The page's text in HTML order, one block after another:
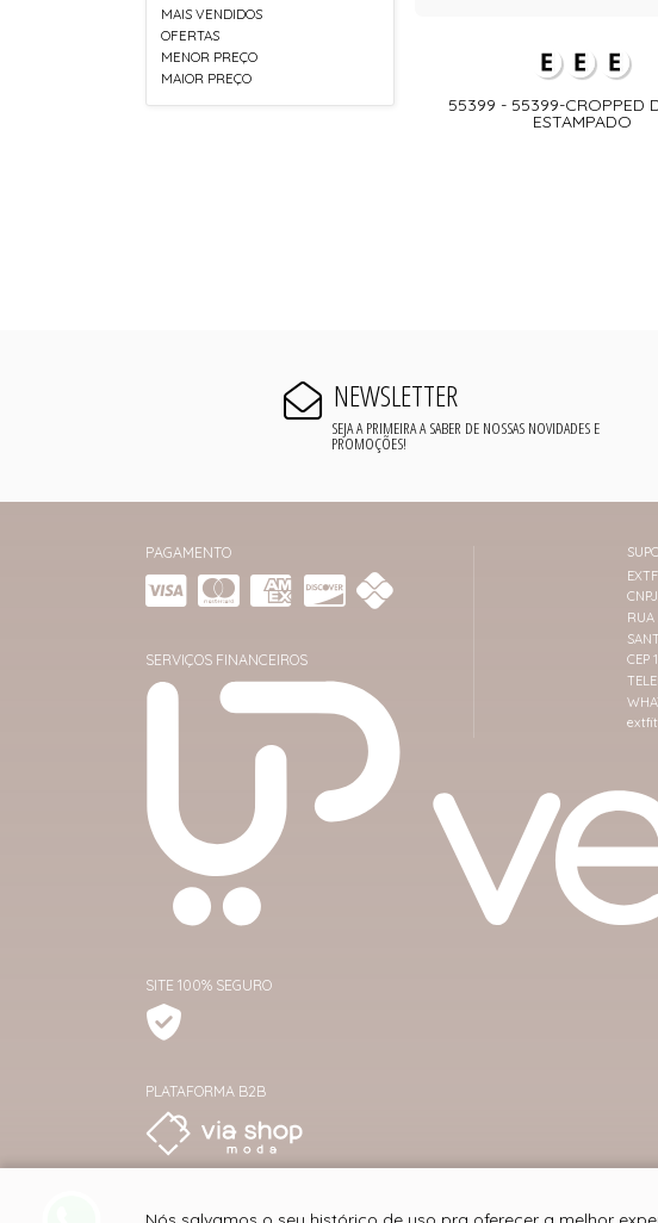
MAIS VENDIDOS
OFERTAS
MENOR PREÇO
MAIOR PREÇO
55399 - 55399-CROPPED
ESTAMPADO
NEWSLETTER
SEJA A PRIMEIRA A SABER DE NOSSAS NOVIDADES E
PROMOÇÕES!
PAGAMENTO
SERVIÇOS FINANCEIROS
SITE 100% SEGURO
PLATAFORMA B2B
RUA
CEP